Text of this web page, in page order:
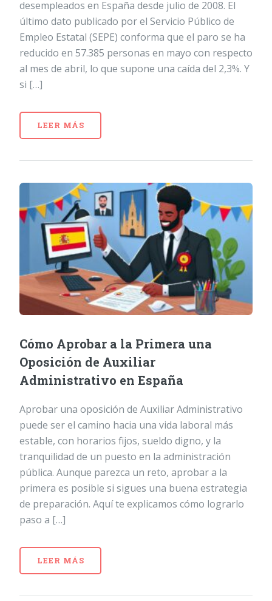
desempleados en España desde julio de 2008. El
último dato publicado por el Servicio Público de
Empleo Estatal (SEPE) conforma que el paro se ha
reducido en 57.385 personas en mayo con respecto
al mes de abril, lo que supone una caída del 2,3%. Y
si […]
LEER MÁS
Cómo Aprobar a la Primera una
Oposición de Auxiliar
Administrativo en España
Aprobar una oposición de Auxiliar Administrativo
puede ser el camino hacia una vida laboral más
estable, con horarios fijos, sueldo digno, y la
tranquilidad de un puesto en la administración
pública. Aunque parezca un reto, aprobar a la
primera es posible si sigues una buena estrategia
de preparación. Aquí te explicamos cómo lograrlo
paso a […]
LEER MÁS